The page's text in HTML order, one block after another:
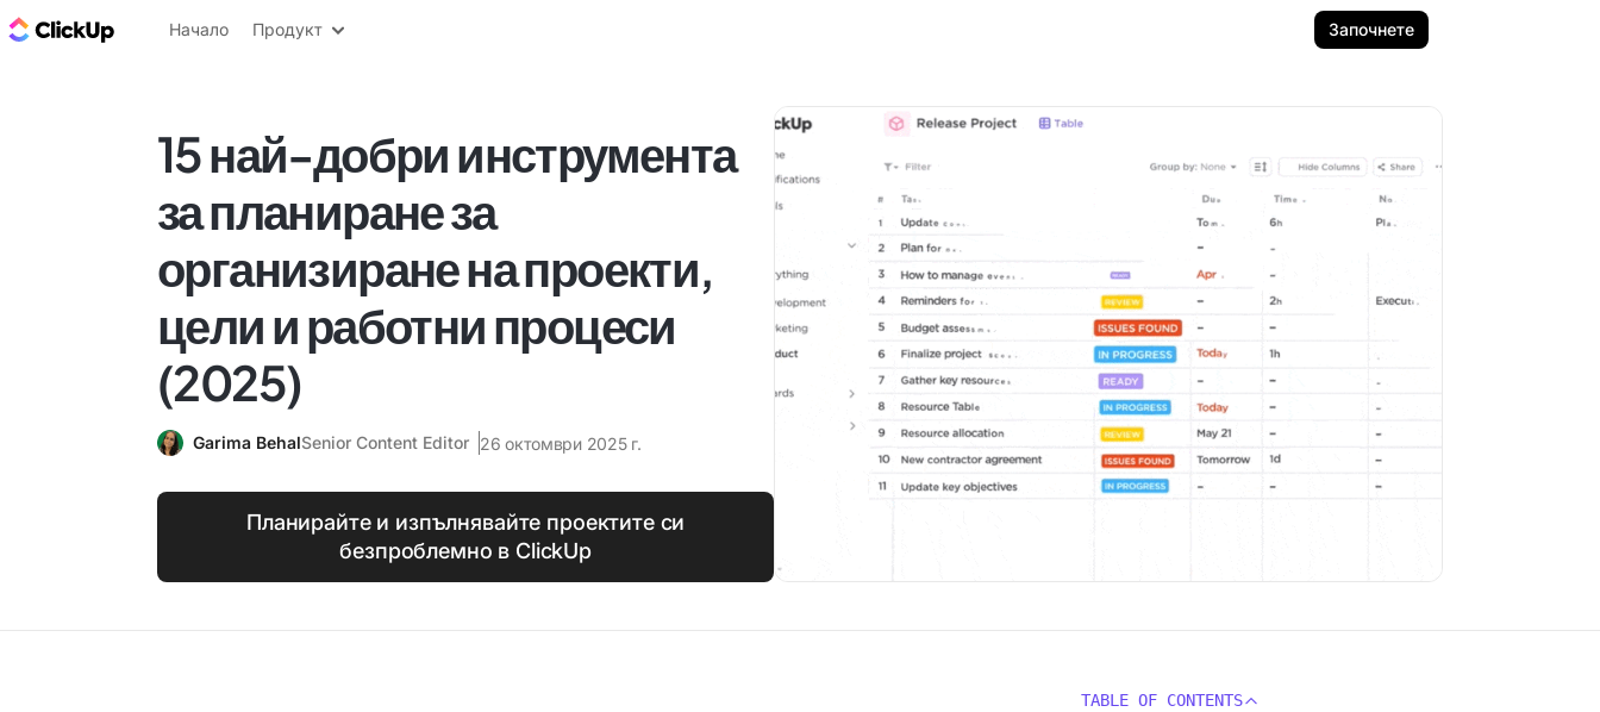
ClickUp блог
Начало Продукт Започнете
15 най-добри инструмента
за планиране за
организиране на проекти,
цели и работни процеси
(2025)
Garima BehalSenior Content Editor 26 октомври 2025 г.
Планирайте и изпълнявайте проектите си
безпроблемно в ClickUp
TABLE OF CONTENTS